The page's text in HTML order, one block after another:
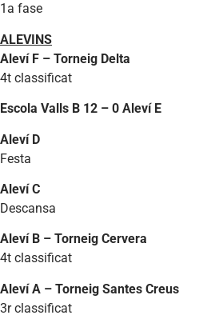
1a fase
ALEVINS
Aleví F – Torneig Delta
4t classificat
Escola Valls B 12 – 0 Aleví E
Aleví D
Festa
Aleví C
Descansa
Aleví B – Torneig Cervera
4t classificat
Aleví A – Torneig Santes Creus
3r classificat